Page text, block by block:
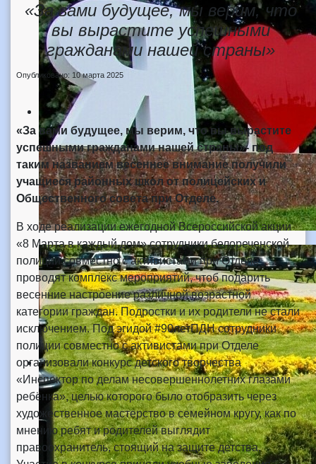
«За вами будущее, мы верим, что
вы вырастите успешными
гражданами нашей страны»
Опубликовано: 10 марта 2025
«За вами будущее, мы верим, что вы вырастите
успешными гражданами нашей страны»- под
таким названием весеннее внимание получили
учащиеся районных школ от полицейских и
Общественного совета при Отделе.
В ходе реализации ежегодной Всероссийской акции
«8 Марта в каждый дом» сотрудники белореченской
полиции совместно с активистами при Отделе
проводят комплекс мероприятий, чтоб подарить
весенние настроение различной возрастной
категории граждан. Подростки и их родители не стали
исключением. Под эгидой #90летПДН сотрудники
полиции совместно с активистами при Отделе
организовали конкурс детского творчества
«Инспектор по делам несовершеннолетних глазами
ребёнка», целью которого было отобразить через
художественное мастерство в семейном кругу, как по
мнению ребят и родителей выглядит
правоохранитель, стоящий на защите детства.